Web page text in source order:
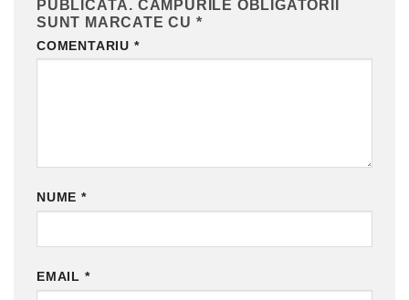
PUBLICATĂ. CÂMPURILE OBLIGATORII
SUNT MARCATE CU *
COMENTARIU *
NUME *
EMAIL *